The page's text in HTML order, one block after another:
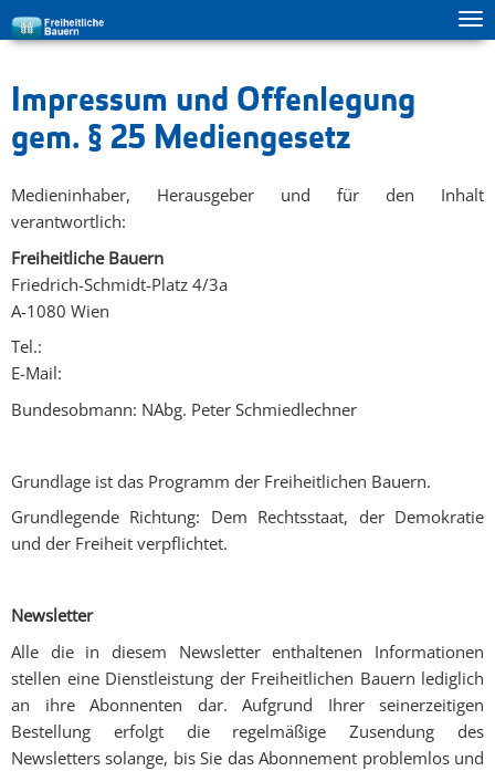
zur Hauptnavigation springen
zum Inhalt springen
Impressum und Offenlegung
gem. § 25 Mediengesetz
Medieninhaber, Herausgeber und für den Inhalt
verantwortlich:
Freiheitliche Bauern
Friedrich-Schmidt-Platz 4/3a
A-1080 Wien
Tel.:
E-Mail:
Bundesobmann: NAbg. Peter Schmiedlechner
Grundlage ist das Programm der Freiheitlichen Bauern.
Grundlegende Richtung: Dem Rechtsstaat, der Demokratie
und der Freiheit verpflichtet.
Newsletter
Alle die in diesem Newsletter enthaltenen Informationen
stellen eine Dienstleistung der Freiheitlichen Bauern lediglich
an ihre Abonnenten dar. Aufgrund Ihrer seinerzeitigen
Bestellung erfolgt die regelmäßige Zusendung des
Newsletters solange, bis Sie das Abonnement problemlos und